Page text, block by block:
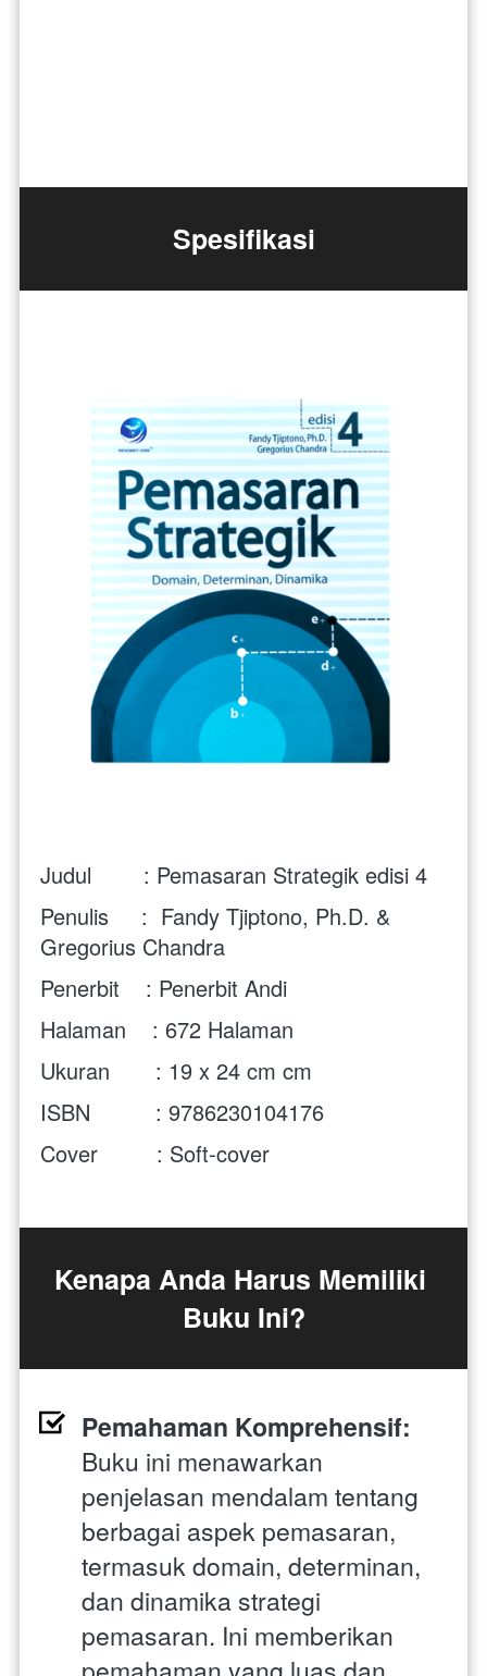
Spesifikasi
Judul        : Pemasaran Strategik edisi 4
Penulis     : Fandy Tjiptono, Ph.D. &
Gregorius Chandra
Penerbit    : Penerbit Andi
Halaman    : 672 Halaman
Ukuran       : 19 x 24 cm cm
ISBN          : 9786230104176
Cover         : Soft-cover
Kenapa Anda Harus Memiliki
Buku Ini?
Pemahaman Komprehensif:
Buku ini menawarkan
penjelasan mendalam tentang
berbagai aspek pemasaran,
termasuk domain, determinan,
dan dinamika strategi
pemasaran. Ini memberikan